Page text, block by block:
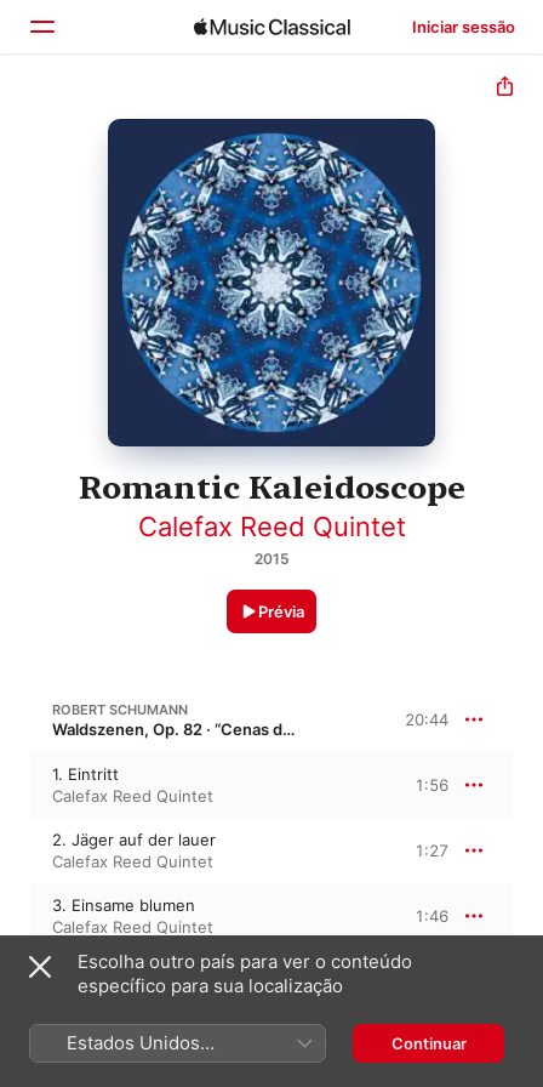
Iniciar sessão
Início
Buscar
Romantic Kaleidoscope
Calefax Reed Quintet
2015
Prévia
ROBERT SCHUMANN
Waldszenen, Op. 82 · “Cenas da floresta” 20:44
1. Eintritt
Calefax Reed Quintet
1:56
2. Jäger auf der lauer
Calefax Reed Quintet
1:27
3. Einsame blumen
Calefax Reed Quintet
1:46
4. Verrufene Stelle
Calefax Reed Quintet
5. Freundliche landschaft
Calefax Reed Quintet
1:10
Escolha outro país para ver o conteúdo
específico para sua localização
Estados Unidos
(Português Brasil)
Continuar